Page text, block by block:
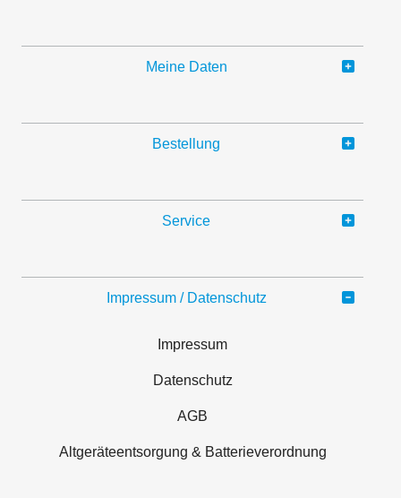
Meine Daten
Bestellung
Service
Impressum / Datenschutz
Impressum
Datenschutz
AGB
Altgeräteentsorgung & Batterieverordnung